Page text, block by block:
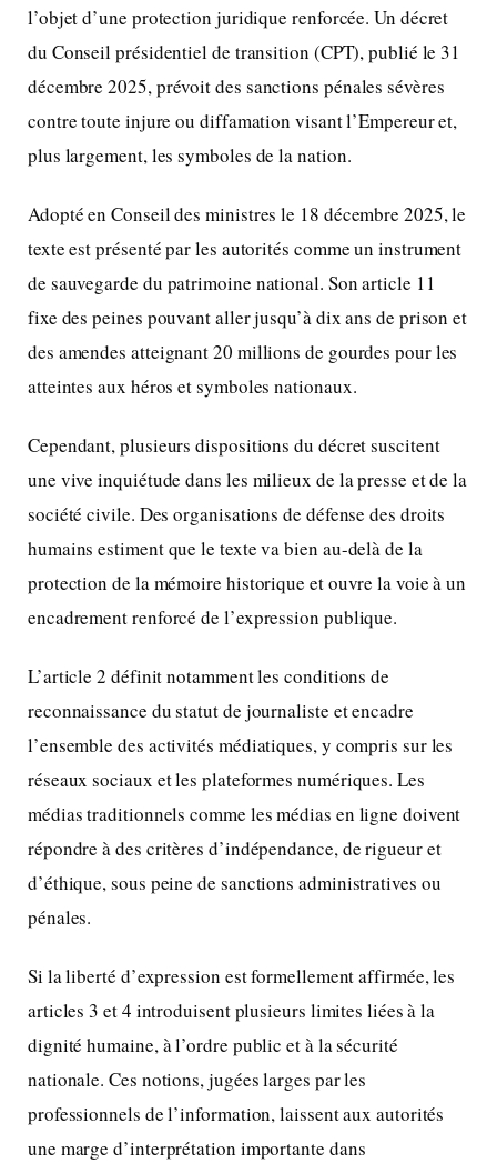
l’objet d’une protection juridique renforcée. Un décret
du Conseil présidentiel de transition (CPT), publié le 31
décembre 2025, prévoit des sanctions pénales sévères
contre toute injure ou diffamation visant l’Empereur et,
plus largement, les symboles de la nation.
Adopté en Conseil des ministres le 18 décembre 2025, le
texte est présenté par les autorités comme un instrument
de sauvegarde du patrimoine national. Son article 11
fixe des peines pouvant aller jusqu’à dix ans de prison et
des amendes atteignant 20 millions de gourdes pour les
atteintes aux héros et symboles nationaux.
Cependant, plusieurs dispositions du décret suscitent
une vive inquiétude dans les milieux de la presse et de la
société civile. Des organisations de défense des droits
humains estiment que le texte va bien au-delà de la
protection de la mémoire historique et ouvre la voie à un
encadrement renforcé de l’expression publique.
L’article 2 définit notamment les conditions de
reconnaissance du statut de journaliste et encadre
l’ensemble des activités médiatiques, y compris sur les
réseaux sociaux et les plateformes numériques. Les
médias traditionnels comme les médias en ligne doivent
répondre à des critères d’indépendance, de rigueur et
d’éthique, sous peine de sanctions administratives ou
pénales.
Si la liberté d’expression est formellement affirmée, les
articles 3 et 4 introduisent plusieurs limites liées à la
dignité humaine, à l’ordre public et à la sécurité
nationale. Ces notions, jugées larges par les
professionnels de l’information, laissent aux autorités
une marge d’interprétation importante dans